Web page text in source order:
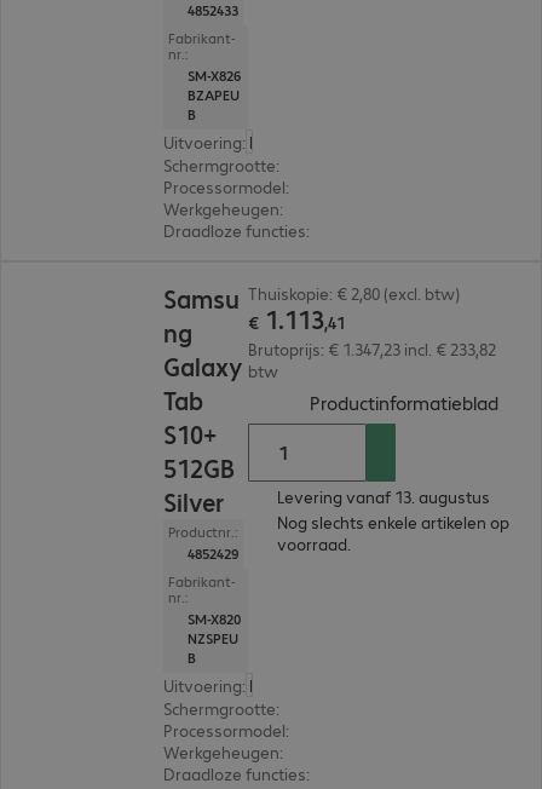
4852433
Fabrikant-
nr.:
SM-X826
BZAPEU
B
Uitvoering: Europa
Schermgrootte:
Processormodel:
Werkgeheugen:
Draadloze functies:
Samsu
ng
Galaxy
Tab
S10+
512GB
Silver
Productnr.:
4852429
Fabrikant-
nr.:
SM-X820
NZSPEU
B
Uitvoering: Europa
Schermgrootte:
Processormodel:
Werkgeheugen:
Draadloze functies:
Thuiskopie: € 2,80 (excl. btw)
€ 1.113,41
Brutoprijs: € 1.347,23 incl. € 233,82
btw
Productinformatieblad
Levering vanaf 13. augustus
Nog slechts enkele artikelen op
voorraad.